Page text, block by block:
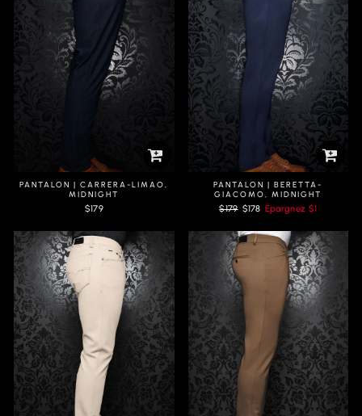
PANTALON | CARRERA-LIMAO,
MIDNIGHT
$179
PANTALON | BERETTA-
GIACOMO, MIDNIGHT
Prix
$179 Prix
$178 Épargnez $1